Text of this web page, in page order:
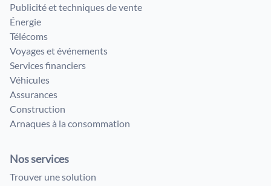
Publicité et techniques de vente
Énergie
Télécoms
Voyages et événements
Services financiers
Véhicules
Assurances
Construction
Arnaques à la consommation
Nos services
Trouver une solution